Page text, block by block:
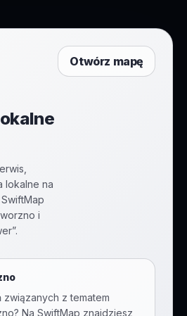
lokalne na
i
Otwórz mapę
związanych z tematem
? Na SwiftMap znajdziesz